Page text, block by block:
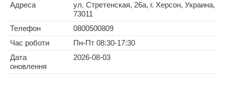
Адреса
ул. Стретенская, 26а, г. Херсон, Украина,
73011
Телефон
0800500809
Час роботи
Пн-Пт 08:30-17:30
Дата
оновлення
2026-08-03